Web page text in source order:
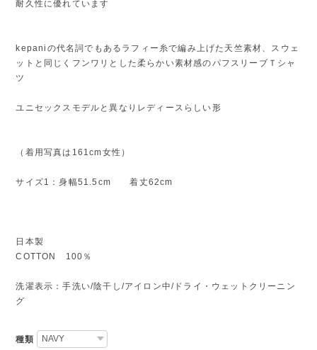
耐久性に優れています
kepaniの代名詞でもあるラフィー糸で編み上げた天竺素材、スウェ
ットと同じくフンワリとした柔らかい素材感のパフスリーブＴシャ
ツ
ユニセックスモデルと異なりレディースらしい形
（着用写真は161cm女性）
サイズ1：身幅51.5cm 着丈62cm
日本製
COTTON 100％
洗濯表示：手洗い/陰干し/アイロン中/ドライ・ウェットクリーニン
グ
種類